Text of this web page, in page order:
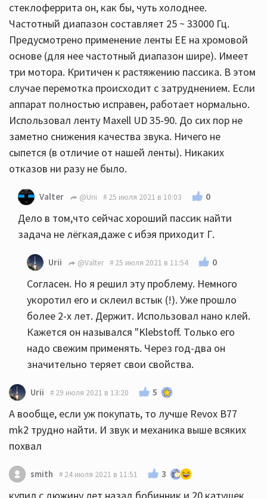
стеклоферрита он, как бы, чуть холоднее.
Частотный диапазон составляет 25 ~ 33000 Гц.
Предусмотрено применение ленты ЕЕ на хромовой
основе (для нее частотный диапазон шире). Имеет
три мотора. Критичен к растяжению пассика. В этом
случае перемотка происходит с затруднением. Если
аппарат полностью исправен, работает нормально.
Использовал ленту Maxell UD 35-90. До сих пор не
заметно снижения качества звука. Ничего не
сыпется (в отличие от нашей ленты). Никаких
отказов ни разу не было.
Valter @Urii 25 июля 2021 в 10:03 0
Дело в том,что сейчас хороший пассик найти
задача не лёгкая,даже с ибэя приходит Г.
Urii @Valter 25 июля 2021 в 11:54 0
Согласен. Но я решил эту проблему. Немного
укоротил его и склеил встык (!). Уже прошло
более 2-х лет. Держит. Использовал нано клей.
Кажется он назывался "Klebstoff. Только его
надо свежим применять. Через год-два он
значительно теряет свои свойства.
Urii 29 июля 2021 в 13:20 5
А вообще, если уж покупать, то лучше Revox B77
mk2 трудно найти. И звук и механика выше всяких
похвал
smith 24 июля 2021 в 11:51 3